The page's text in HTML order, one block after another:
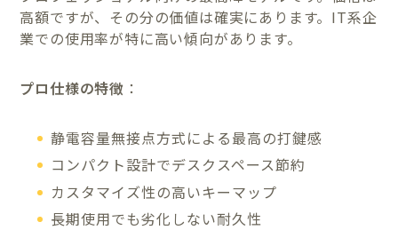
高額ですが、その分の価値は確実にあります。IT系企
業での使用率が特に高い傾向があります。
プロ仕様の特徴 ：
静電容量無接点方式による最高の打鍵感
コンパクト設計でデスクスペース節約
カスタマイズ性の高いキーマップ
長期使用でも劣化しない耐久性